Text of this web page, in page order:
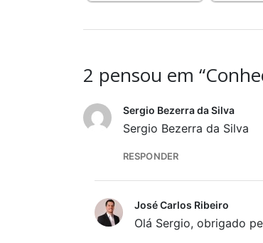
2 pensou em
Sergio Bezerra da Silva
Sergio Bezerra da Silva
RESPONDER
José Carlos Ribeiro
Olá Sergio, obrigado